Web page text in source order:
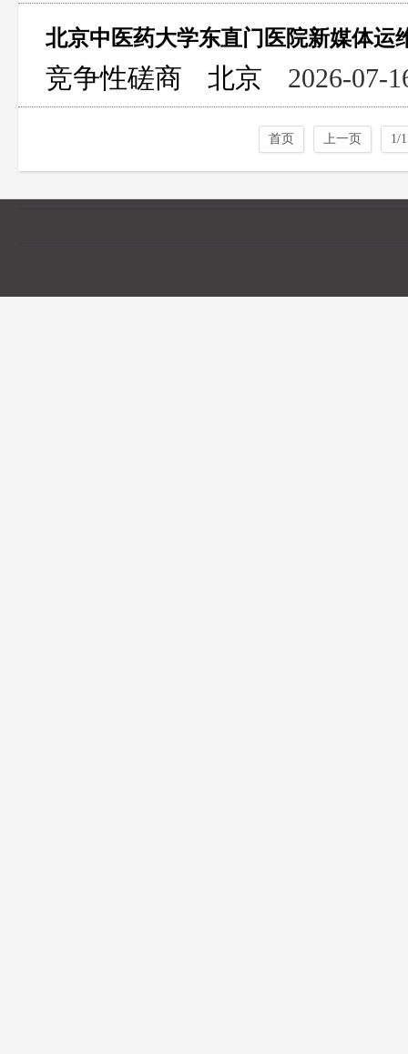
北京中医药大学东直门医院新媒体运
竞争性磋商 北京 2026-07-
首页 上一页 1/